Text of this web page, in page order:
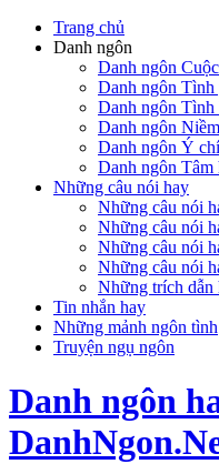
Trang chủ
Danh ngôn
Danh ngôn
Danh ngôn Tình
Danh ngôn Tình
Danh ngôn
Danh ngôn Ý chí
Danh ngôn Tâm
Những câu nói hay
Những câu nói
Những câu nói
Những câu nói
Những câu nói
Những trích dẫn
Tin nhắn hay
Những mảnh ngôn tình
Truyện ngụ ngôn
Danh ngôn